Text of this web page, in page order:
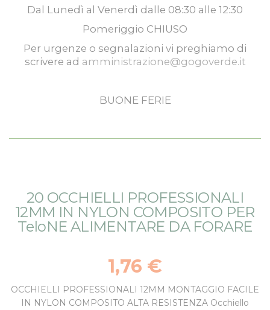
Dal Lunedì al Venerdì dalle 08:30 alle 12:30
Pomeriggio CHIUSO
Per urgenze o segnalazioni vi preghiamo di
scrivere ad amministrazione@gogoverde.it
BUONE FERIE
fine
della
all'inizio
della
galleria
20 OCCHIELLI PROFESSIONALI
12MM IN NYLON COMPOSITO PER
TeloNE ALIMENTARE DA FORARE
1,76 €
OCCHIELLI PROFESSIONALI 12MM MONTAGGIO FACILE
IN NYLON COMPOSITO ALTA RESISTENZA Occhiello